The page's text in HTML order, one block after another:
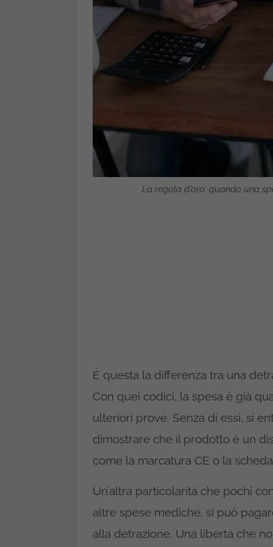
La regola d’oro: quando una
È questa la differenza tra una
Con quei codici, la spesa è già
ulteriori prove. Senza di essi, si
dimostrare che il prodotto è un
come la marcatura CE o la
Un’altra particolarità che pochi
altre spese mediche, si può
alla detrazione. Una libertà che